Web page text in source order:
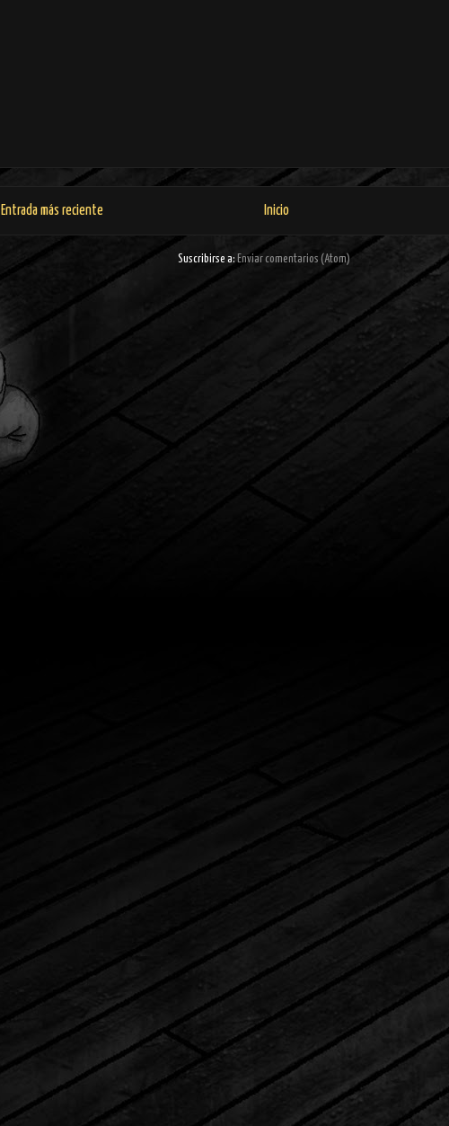
Entrada más reciente Inicio
Suscribirse a: Enviar comentarios (Atom)